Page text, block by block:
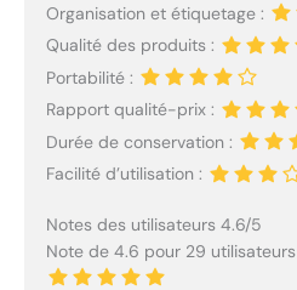
Organisation et étiquetage :
Qualité des produits :
Portabilité :
Rapport qualité-prix :
Durée de conservation :
Facilité d’utilisation :
Notes des utilisateurs 4.6/5
Note de 4.6 pour 29 utilisateurs